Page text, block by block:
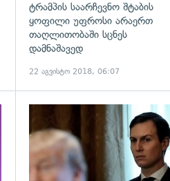
ტრამპის საარჩევნო შტაბის
ყოფილი უფროსი არაერთ
თაღლითობაში სცნეს
დამნაშავედ
22 აგვისტო 2018, 06:07